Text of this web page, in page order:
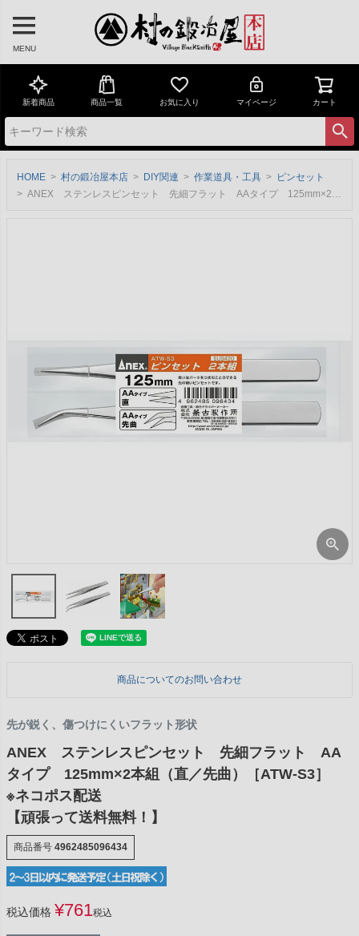
MENU
新着商品 商品一覧 お気に入り マイページ カート
HOME 村の鍛冶屋本店 DIY関連 作業道具・工具
ピンセット
ANEX ステンレスピンセット 先細フラット AAタイプ 125mm×2本組（直／先曲）［ATW-S3］※ネコポス配送【頑張って送料無料！】
商品についてのお問い合わせ
先が鋭く、傷つけにくいフラット形状
ANEX ステンレスピンセット 先細フラット AA
タイプ 125mm×2本組（直／先曲）［ATW-S3］
※ネコポス配送
【頑張って送料無料！】
商品番号 4962485096434
税込価格 ¥761税込